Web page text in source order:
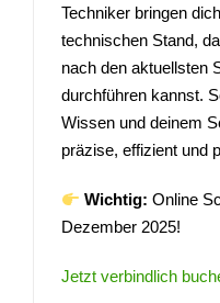
Techniker bringen
technischen Stand,
nach den aktuellsten
durchführen kannst.
Wissen und deinem
präzise, effizient und
Wichtig: Online
Dezember 2025!
Jetzt verbindlich